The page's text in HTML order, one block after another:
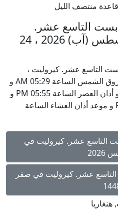
منتصف الليل
التاسع عشر.
كيروليت الجمعة 7 أغسطس (آب) 2026 ، 24
التاسع عشر. كيروليت ،
هنغاريا الساعة 03:18 AM و شروق الشمس الساعة 05:29 AM و
أذان الظهر الساعة 12:49 PM و أذان العصر الساعة 05:55 PM و
أذان المغرب الساعة 08:09 PM و موعد أذان العشاء الساعة
التاسع عشر. كيروليت في
عشر. كيروليت في صفر